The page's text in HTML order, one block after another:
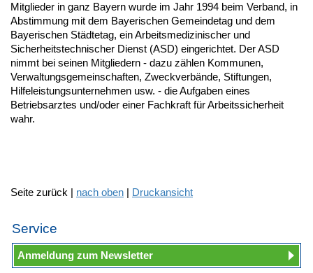
Mitglieder in ganz Bayern wurde im Jahr 1994 beim Verband, in
Abstimmung mit dem Bayerischen Gemeindetag und dem
Bayerischen Städtetag, ein Arbeitsmedizinischer und
Sicherheitstechnischer Dienst (ASD) eingerichtet. Der ASD
nimmt bei seinen Mitgliedern - dazu zählen Kommunen,
Verwaltungsgemeinschaften, Zweckverbände, Stiftungen,
Hilfeleistungsunternehmen usw. - die Aufgaben eines
Betriebsarztes und/oder einer Fachkraft für Arbeitssicherheit
wahr.
Seite zurück | nach oben | Druckansicht
Service
Anmeldung zum Newsletter